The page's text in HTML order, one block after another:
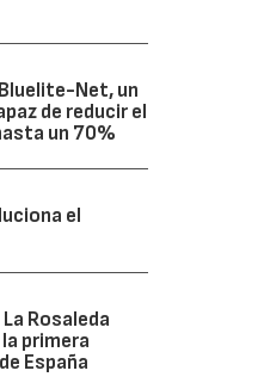
Net, un
de reducir el
un 70%
el
Rosaleda
primera
España